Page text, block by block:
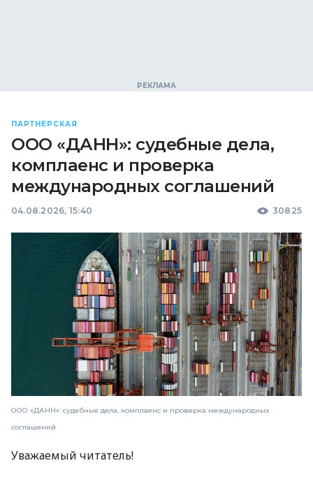
ПАРТНЕРСКАЯ
ООО «ДАНН»: судебные дела,
комплаенс и проверка
международных соглашений
04.08.2026, 15:40 30825
ООО «ДАНН»: судебные дела, комплаенс и проверка международных
соглашений
Уважаемый читатель!